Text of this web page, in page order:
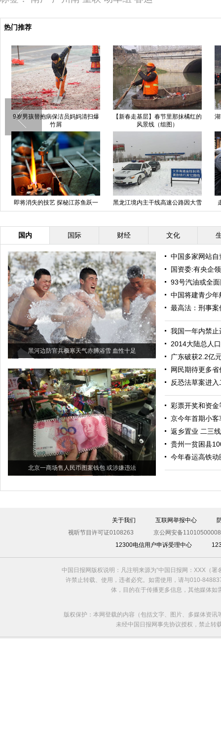
热门推荐
9岁男孩替抱病保洁员妈妈清扫爆
竹屑
【新春走基层】春节里那抹橘红的
风景线（组图）
即将消失的技艺 探秘江苏鱼跃一
支玻璃体温计生产过程
黑龙江境内主干线高速公路因大雪
全线封闭(组图)
国内 国际 财经 文化
黑河边防官兵极寒天气赤膊浴雪 血性十足
北京一商场售人民币图案钱包 或涉嫌违法
中国多家网站
国资委:有央企
93号汽油或全面
中国将建青少
最高法：刑事
我国一年内禁
2014大陆总人
广东破获2.2亿
网民期待更多
反恐法草案进
彩票开奖和资
京今年首期小
返乡置业 二三
贵州一贫困县
今年春运高铁动
关于我们 互联网举报中心
视听节目许可证0108263
京公网安备
12300电信用户申诉受理中心
中国日报网版权说明：凡注明来源为“中国日报网：XXX（
许禁止转载、使用，违者必究。如需使用，请与010-
体，目的在于传播更多信息，其他媒体
版权保护：本网登载的内容（包括文字、图片、多媒体资
未经中国日报网事先协议授权，禁止转